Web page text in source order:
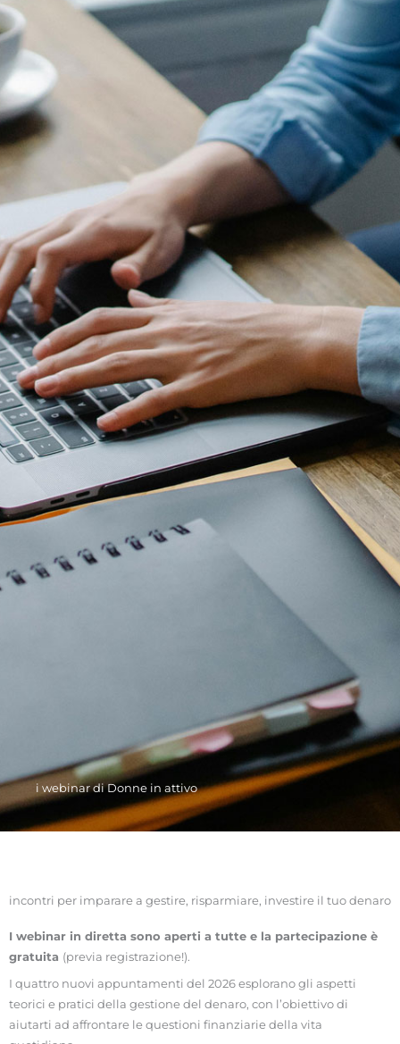
i webinar di Donne in attivo
incontri per imparare a gestire, risparmiare, investire il tuo denaro
I webinar in diretta sono aperti a tutte e la partecipazione è
gratuita (previa registrazione!).
I quattro nuovi appuntamenti del 2026 esplorano gli aspetti
teorici e pratici della gestione del denaro, con l’obiettivo di
aiutarti ad affrontare le questioni finanziarie della vita